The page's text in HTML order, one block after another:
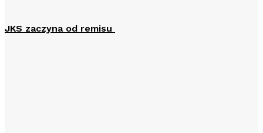
JKS zaczyna od remisu